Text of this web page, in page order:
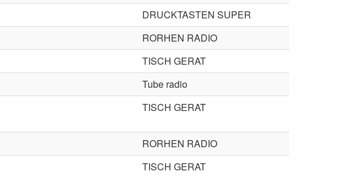
DRUCKTASTEN SUPER
RORHEN RADIO
TISCH GERAT
Tube radio
TISCH GERAT
RORHEN RADIO
TISCH GERAT